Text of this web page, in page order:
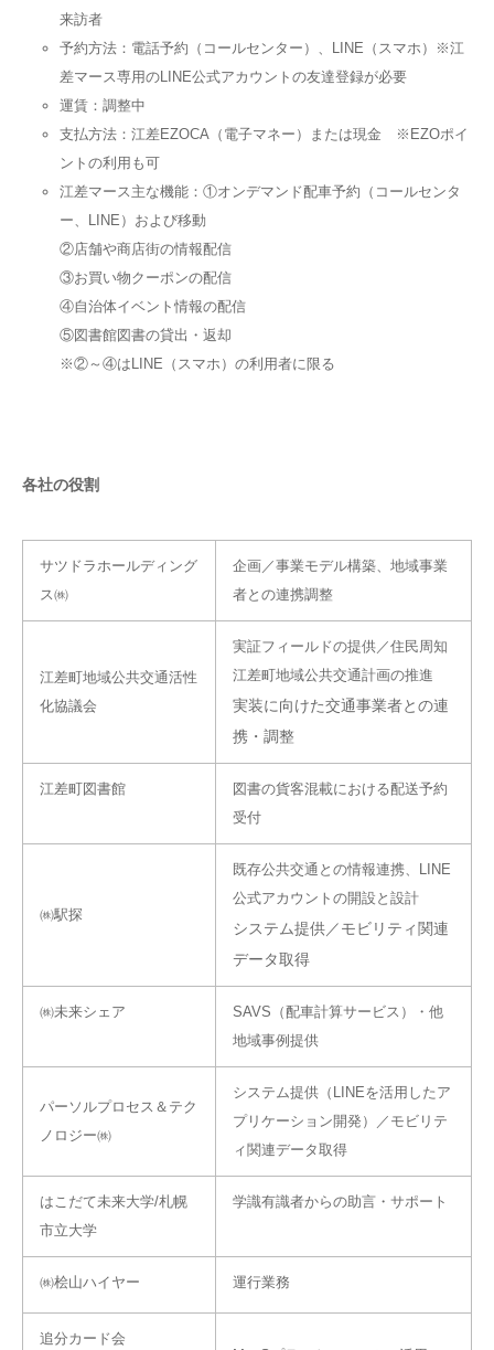
来訪者
予約方法：電話予約（コールセンター）、LINE（スマホ）※江
差マース専用のLINE公式アカウントの友達登録が必要
運賃：調整中
支払方法：江差EZOCA（電子マネー）または現金 ※EZOポイ
ントの利用も可
江差マース主な機能：①オンデマンド配車予約（コールセンタ
ー、LINE）および移動
②店舗や商店街の情報配信
③お買い物クーポンの配信
④自治体イベント情報の配信
⑤図書館図書の貸出・返却
※②～④はLINE（スマホ）の利用者に限る
各社の役割
サツドラホールディング
ス㈱
企画／事業モデル構築、地域事業
者との連携調整
江差町地域公共交通活性
化協議会
実証フィールドの提供／住民周知
江差町地域公共交通計画の推進
実装に向けた交通事業者との連
携・調整
江差町図書館
図書の貨客混載における配送予約
受付
㈱駅探
既存公共交通との情報連携、LINE
公式アカウントの開設と設計
システム提供／モビリティ関連
データ取得
㈱未来シェア
SAVS（配車計算サービス）・他
地域事例提供
パーソルプロセス＆テク
ノロジー㈱
システム提供（LINEを活用したア
プリケーション開発）／モビリテ
ィ関連データ取得
はこだて未来大学/札幌
市立大学
学識有識者からの助言・サポート
㈱桧山ハイヤー 運行業務
追分カード会